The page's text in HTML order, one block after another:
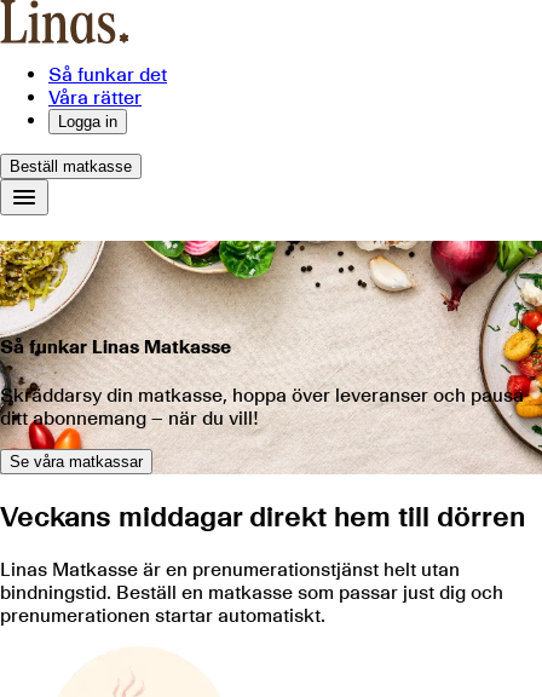
Så funkar det
Våra rätter
Logga in
Beställ matkasse
Så funkar Linas Matkasse
Skräddarsy din matkasse, hoppa över leveranser och pausa
ditt abonnemang – när du vill!
Se våra matkassar
Veckans middagar direkt hem till dörren
Linas Matkasse är en prenumerationstjänst helt utan
bindningstid. Beställ en matkasse som passar just dig och
prenumerationen startar automatiskt.